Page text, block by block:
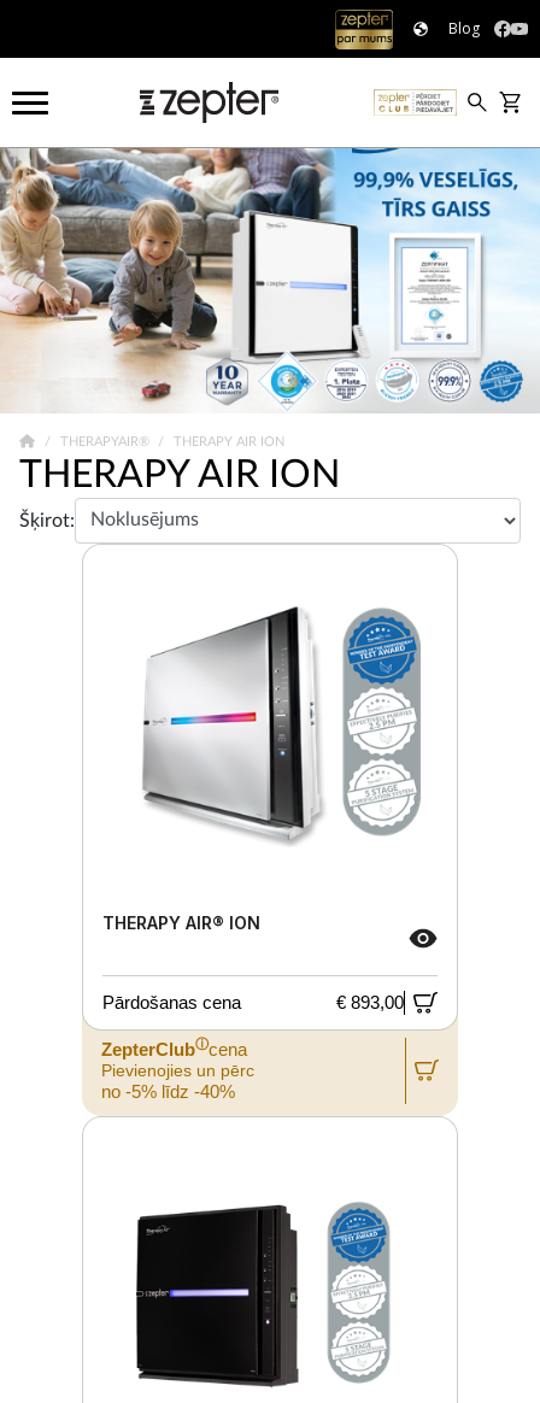
Blog
THERAPYAIR® THERAPY AIR ION
THERAPY AIR ION
Šķirot:
THERAPY AIR® ION
Pārdošanas cena € 893,00
ZepterClubⓘcena
Pievienojies un pērc
no -5% līdz -40%